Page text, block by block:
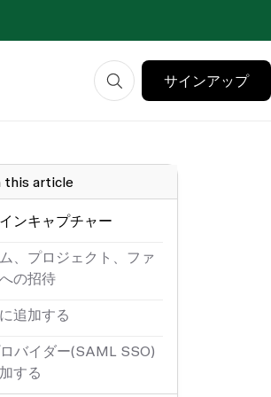
サインアップ
this article
ンキャプチャー
、プロジェクト、ファ
の招待
追加する
バイダー(SAML SSO)
する